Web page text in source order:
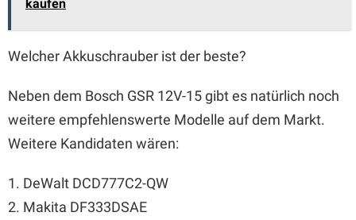
kaufen
Welcher Akkuschrauber ist der beste?
Neben dem Bosch GSR 12V-15 gibt es natürlich noch
weitere empfehlenswerte Modelle auf dem Markt.
Weitere Kandidaten wären:
1. DeWalt DCD777C2-QW
2. Makita DF333DSAE